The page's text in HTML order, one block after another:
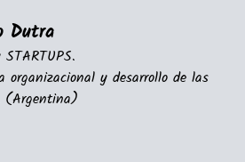
Dutra
organizacional y desarrollo de las
(Argentina)​